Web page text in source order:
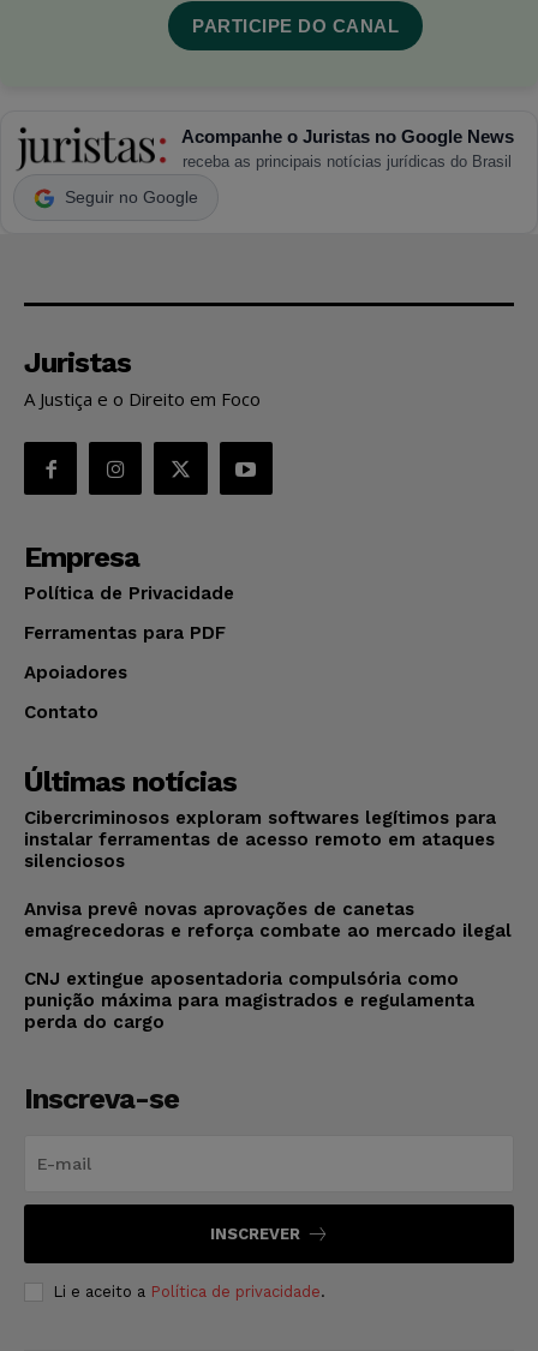
PARTICIPE DO CANAL
Acompanhe o Juristas no Google News
receba as principais notícias jurídicas do Brasil
Seguir no Google
Juristas
A Justiça e o Direito em Foco
Empresa
Política de Privacidade
Ferramentas para PDF
Apoiadores
Contato
Últimas notícias
Cibercriminosos exploram softwares legítimos para
instalar ferramentas de acesso remoto em ataques
silenciosos
Anvisa prevê novas aprovações de canetas
emagrecedoras e reforça combate ao mercado ilegal
CNJ extingue aposentadoria compulsória como
punição máxima para magistrados e regulamenta
perda do cargo
Inscreva-se
INSCREVER
Li e aceito a Política de privacidade.